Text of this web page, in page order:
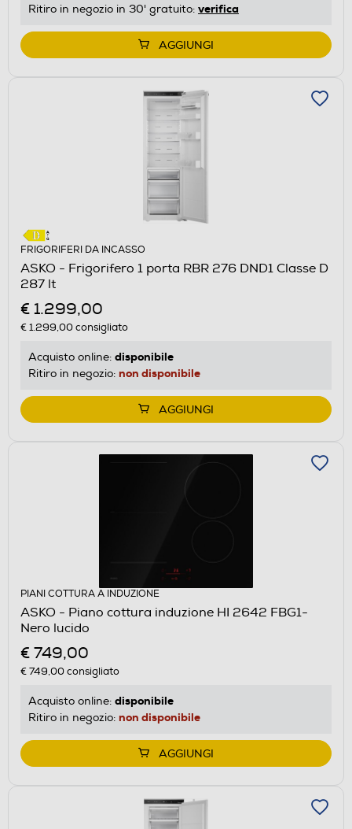
Ritiro in negozio in 30' gratuito: verifica
AGGIUNGI
FRIGORIFERI DA INCASSO
ASKO - Frigorifero 1 porta RBR 276 DND1 Classe D
287 lt
€ 1.299,00
€ 1.299,00consigliato
Acquisto online: disponibile
Ritiro in negozio: non disponibile
AGGIUNGI
PIANI COTTURA A INDUZIONE
ASKO - Piano cottura induzione HI 2642 FBG1-
Nero lucido
€ 749,00
€ 749,00consigliato
Acquisto online: disponibile
Ritiro in negozio: non disponibile
AGGIUNGI